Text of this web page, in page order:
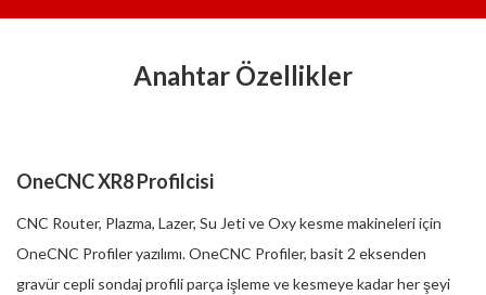
Anahtar Özellikler
OneCNC XR8 Profilcisi
CNC Router, Plazma, Lazer, Su Jeti ve Oxy kesme makineleri için
OneCNC Profiler yazılımı. OneCNC Profiler, basit 2 eksenden
gravür cepli sondaj profili parça işleme ve kesmeye kadar her şeyi